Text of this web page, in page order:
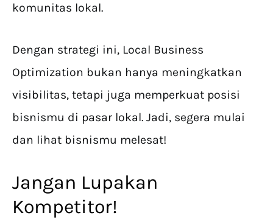
komunitas lokal.
Dengan strategi ini, Local Business
Optimization bukan hanya meningkatkan
visibilitas, tetapi juga memperkuat posisi
bisnismu di pasar lokal. Jadi, segera mulai
dan lihat bisnismu melesat!
Jangan Lupakan
Kompetitor!